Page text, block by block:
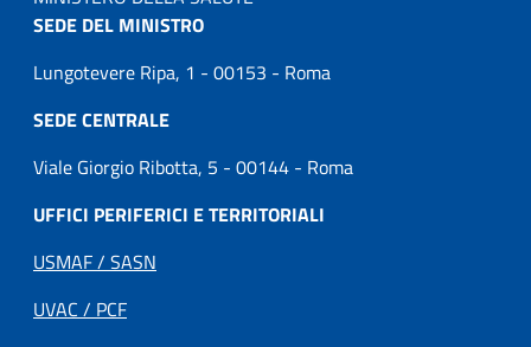
SEDE DEL MINISTRO
Lungotevere Ripa, 1 - 00153 - Roma
SEDE CENTRALE
Viale Giorgio Ribotta, 5 - 00144 - Roma
UFFICI PERIFERICI E TERRITORIALI
USMAF / SASN
UVAC / PCF